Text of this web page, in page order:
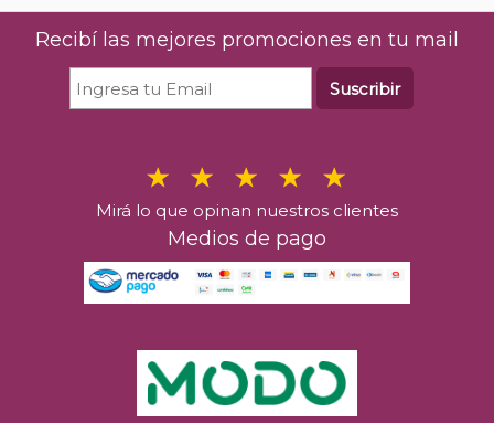
Recibí las mejores promociones en tu mail
Suscribir
Mirá lo que opinan nuestros clientes
Medios de pago